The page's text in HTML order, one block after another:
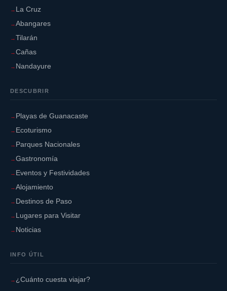
La Cruz
Abangares
Tilarán
Cañas
Nandayure
DESCUBRIR
Playas de Guanacaste
Ecoturismo
Parques Nacionales
Gastronomía
Eventos y Festividades
Alojamiento
Destinos de Paso
Lugares para Visitar
Noticias
INFO ÚTIL
¿Cuánto cuesta viajar?